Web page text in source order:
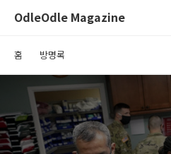
OdleOdle Magazine
홈 방명록